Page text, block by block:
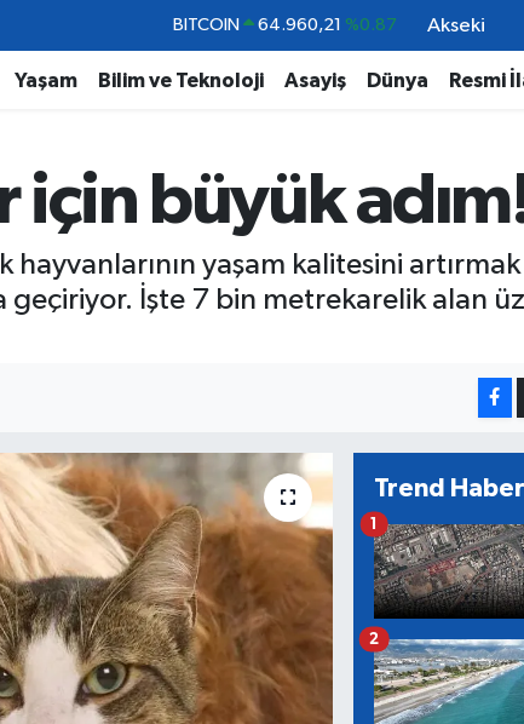
DOLAR 47,7436 %0.18
EURO 55,2510 %0.32
BİST100 13.779 %-14
Akseki
Yaşam Bilim ve Teknoloji Asayiş Dünya Resmi
için büyük
yaşam kalitesini artırmak
geçiriyor. İşte 7 bin metrekarelik alan
Trend
1
2